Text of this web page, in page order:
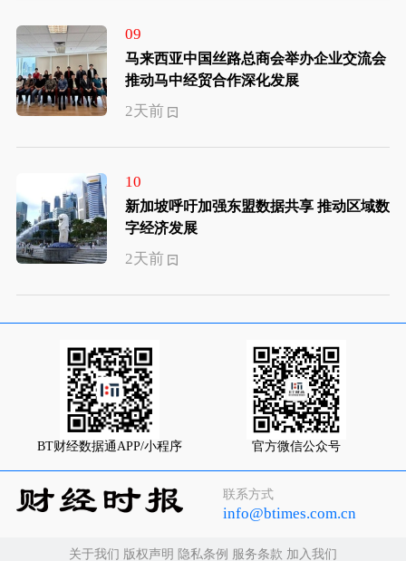
09
马来西亚中国丝路总商会举办企业交流会
推动马中经贸合作深化发展
2天前
10
新加坡呼吁加强东盟数据共享 推动区域数
字经济发展
2天前
BT财经数据通APP/小程序 官方微信公众号
联系方式
info@btimes.com.cn
关于我们 版权声明 隐私条例 服务条款 加入我们